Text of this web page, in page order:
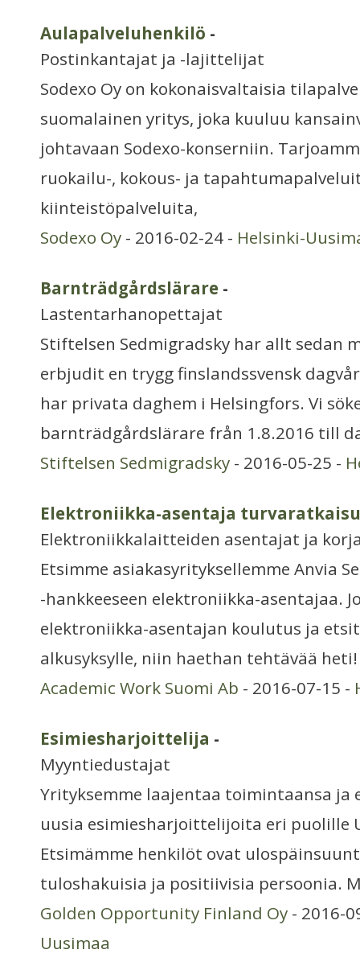
Aulapalveluhenkilö -
Postinkantajat ja -lajittelijat
Sodexo Oy on kokonaisvaltaisia
suomalainen yritys, joka kuuluu
johtavaan Sodexo-konserniin.
ruokailu-, kokous- ja
kiinteistöpalveluita,
Sodexo Oy - 2016-02-24 - Helsinki-
Barnträdgårdslärare -
Lastentarhanopettajat
Stiftelsen Sedmigradsky har allt sedan
erbjudit en trygg finslandssvensk
har privata daghem i Helsingfors. Vi
barnträdgårdslärare från 1.8.2016 till
Stiftelsen Sedmigradsky - 2016-05-25 -
Elektroniikka-asentaja
Elektroniikkalaitteiden asentajat ja
Etsimme asiakasyrityksellemme Anvia
-hankkeeseen elektroniikka-asentajaa.
elektroniikka-asentajan koulutus ja
alkusyksylle, niin haethan tehtävää
Academic Work Suomi Ab - 2016-07-15 -
Esimiesharjoittelija -
Myyntiedustajat
Yrityksemme laajentaa toimintaansa ja
uusia esimiesharjoittelijoita eri puolille
Etsimämme henkilöt ovat
tuloshakuisia ja positiivisia persoonia.
Golden Opportunity Finland Oy - 2016-
Uusimaa